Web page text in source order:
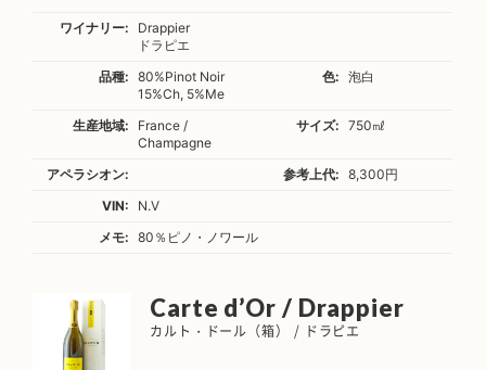
ワイナリー:
Drappier
ドラピエ
品種:
80%Pinot Noir
15%Ch, 5%Me
色: 泡白
生産地域:
France /
Champagne
サイズ: 750㎖
アペラシオン: 参考上代:
8,300円
VIN:
N.V
メモ:
80％ピノ・ノワール
Carte d’Or / Drappier
カルト・ドール（箱） / ドラピエ